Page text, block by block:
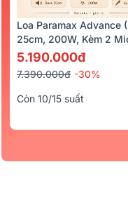
Loa Sub JBL Pasion 12SP
13.900.000đ
16.300.000đ
-15%
170.000đ
5/5(46)
Loa Paramax Advance
25cm, 200W, Kèm 2
5.190.000đ
7.390.000đ -30%
Còn 10/15 suất